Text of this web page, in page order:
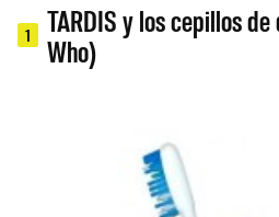
1
TARDIS y los cepillos
Who)